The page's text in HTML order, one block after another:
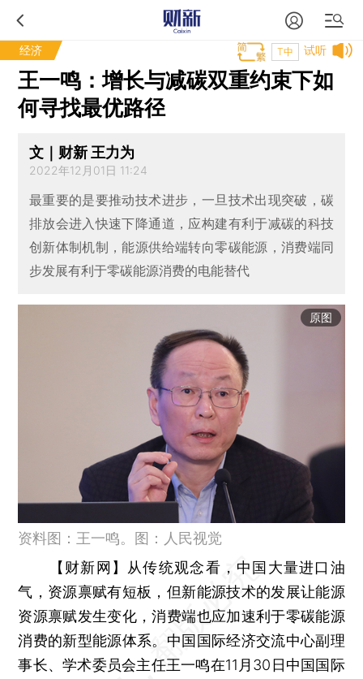
经济 试听
T中
王一鸣：增长与减碳双重约束下如
何寻找最优路径
文｜财新 王力为
2022年12月01日 11:24
最重要的是要推动技术进步，一旦技术出现突破，碳
排放会进入快速下降通道，应构建有利于减碳的科技
创新体制机制，能源供给端转向零碳能源，消费端同
步发展有利于零碳能源消费的电能替代
原图
资料图：王一鸣。图：人民视觉
【财新网】 从传统观念看，中国大量进口油
气，资源禀赋有短板，但新能源技术的发展让能源
资源禀赋发生变化，消费端也应加速利于零碳能源
消费的新型能源体系。中国国际经济交流中心副理
事长、学术委员会主任王一鸣在11月30日中国国际